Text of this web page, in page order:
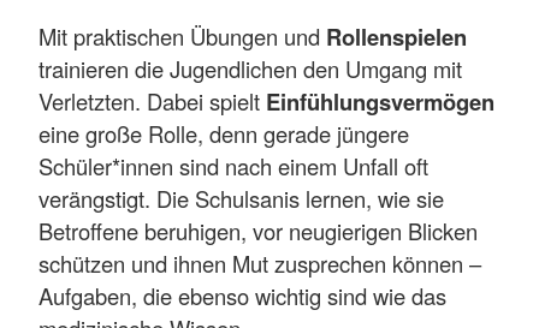
Mit praktischen Übungen und Rollenspielen
trainieren die Jugendlichen den Umgang mit
Verletzten. Dabei spielt Einfühlungsvermögen
eine große Rolle, denn gerade jüngere
Schüler*innen sind nach einem Unfall oft
verängstigt. Die Schulsanis lernen, wie sie
Betroffene beruhigen, vor neugierigen Blicken
schützen und ihnen Mut zusprechen können –
Aufgaben, die ebenso wichtig sind wie das